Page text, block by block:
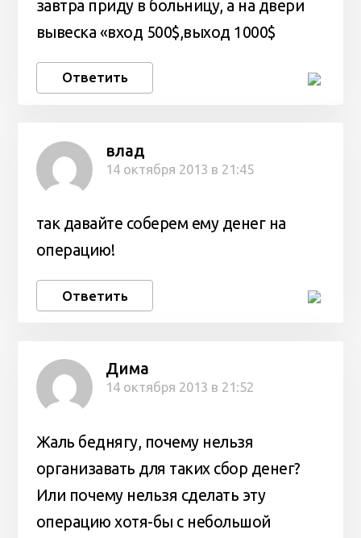
завтра приду в больницу, а на двери
вывеска «вход 500$,выход 1000$
Ответить
влад
14 октября 2013 в 21:45
так давайте соберем ему денег на
операцию!
Ответить
Дима
14 октября 2013 в 21:52
Жаль беднягу, почему нельзя
организавать для таких сбор денег?
Или почему нельзя сделать эту
операцию хотя-бы с небольшой